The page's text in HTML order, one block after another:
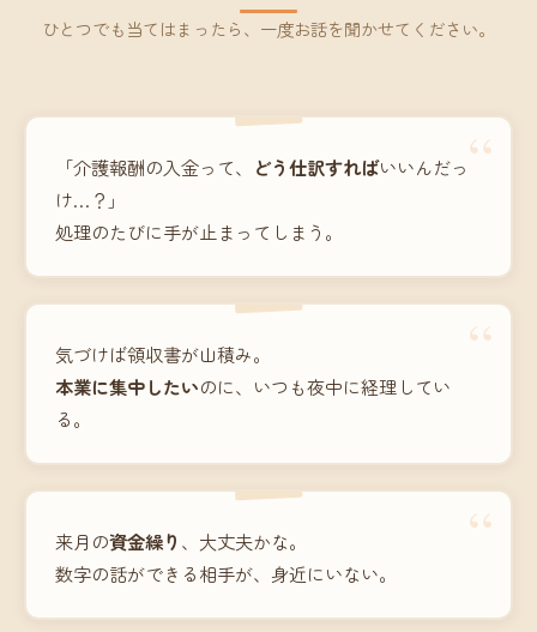
ひとつでも当てはまったら、一度お話を聞かせてください。
“
「介護報酬の入金って、 どう仕訳すればいいんだっ
け…？」
処理のたびに手が止まってしまう。
“
気づけば領収書が山積み。
本業に集中したいのに、いつも夜中に経理してい
る。
“
来月の資金繰り 、大丈夫かな。
数字の話ができる相手が、身近にいない。